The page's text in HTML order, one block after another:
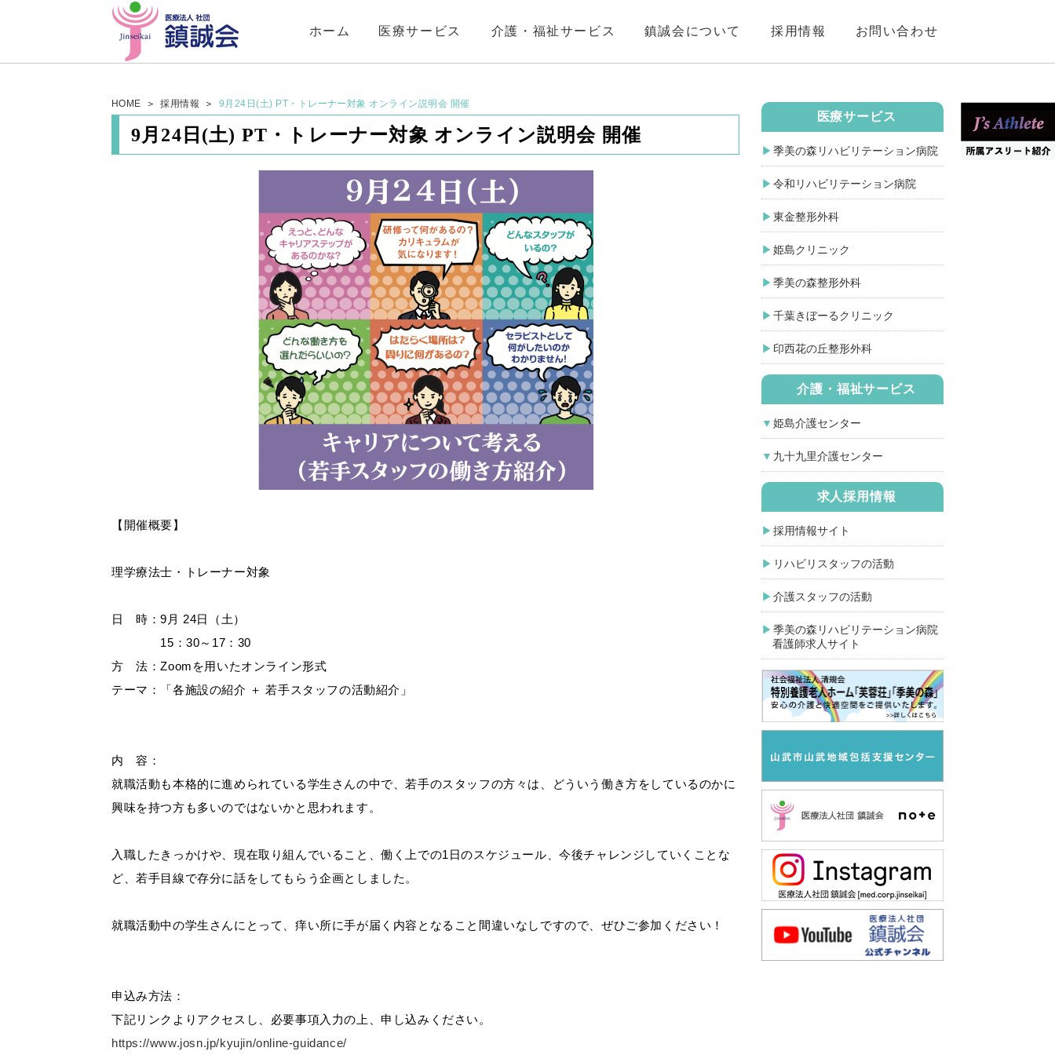
ホーム 医療サービス 介護・福祉サービス 鎮誠会について 採用情報 お問い合わせ
HOME 採用情報 9月24日(土) PT・トレーナー対象 オンライン説明会 開催
9月24日(土) PT・トレーナー対象 オンライン説明会 開催
【開催概要】
理学療法士・トレーナー対象
日 時：9月 24日（土）
15：30～17：30
方 法：Zoomを用いたオンライン形式
テーマ：「各施設の紹介 ＋ 若手スタッフの活動紹介」
内 容：
就職活動も本格的に進められている学生さんの中で、若手のスタッフの方々は、どういう働き方をしているのかに
興味を持つ方も多いのではないかと思われます。
入職したきっかけや、現在取り組んでいること、働く上での1日のスケジュール、今後チャレンジしていくことな
ど、若手目線で存分に話をしてもらう企画としました。
就職活動中の学生さんにとって、痒い所に手が届く内容となること間違いなしですので、ぜひご参加ください！
申込み方法：
下記リンクよりアクセスし、必要事項入力の上、申し込みください。
https://www.josn.jp/kyujin/online-guidance/
医療サービス
季美の森リハビリテーション病院
令和リハビリテーション病院
東金整形外科
姫島クリニック
季美の森整形外科
千葉きぼーるクリニック
印西花の丘整形外科
介護・福祉サービス
姫島介護センター
九十九里介護センター
求人採用情報
採用情報サイト
リハビリスタッフの活動
介護スタッフの活動
季美の森リハビリテーション病院
看護師求人サイト